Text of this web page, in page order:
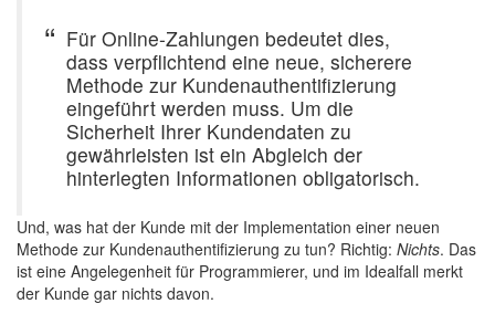
Für Online-Zahlungen bedeutet dies,
dass verpflichtend eine neue, sicherere
Methode zur Kundenauthentifizierung
eingeführt werden muss. Um die
Sicherheit Ihrer Kundendaten zu
gewährleisten ist ein Abgleich der
hinterlegten Informationen obligatorisch.
Und, was hat der Kunde mit der Implementation einer neuen
Methode zur Kundenauthentifizierung zu tun? Richtig: Nichts. Das
ist eine Angelegenheit für Programmierer, und im Idealfall merkt
der Kunde gar nichts davon.